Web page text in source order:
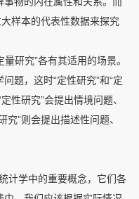
样本的代表性数据来探究
研究”各有其适用的场景。
题，这时“定性研究”和“定
性研究”会提出情境问题、
”则会提出描述性问题、
计学中的重要概念，它们各